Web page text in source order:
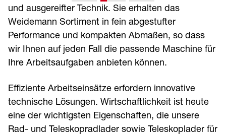
und ausgereifter Technik. Sie erhalten das
Weidemann Sortiment in fein abgestufter
Performance und kompakten Abmaßen, so dass
wir Ihnen auf jeden Fall die passende Maschine für
Ihre Arbeitsaufgaben anbieten können.
Effiziente Arbeitseinsätze erfordern innovative
technische Lösungen. Wirtschaftlichkeit ist heute
eine der wichtigsten Eigenschaften, die unsere
Rad- und Teleskopradlader sowie Teleskoplader für